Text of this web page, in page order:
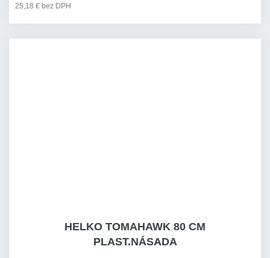
25,18 € bez DPH
HELKO TOMAHAWK 80 CM
PLAST.NÁSADA